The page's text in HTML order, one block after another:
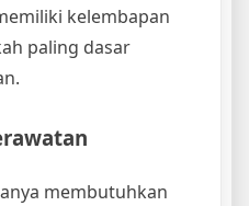
kelembapan
paling dasar
membutuhkan